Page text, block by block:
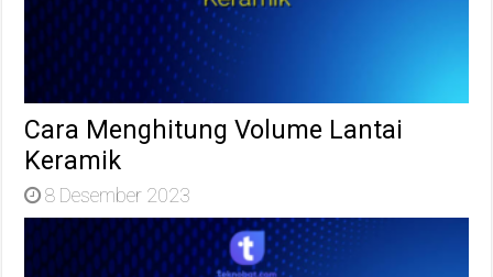
Cara Menghitung Volume Lantai
Keramik
8 Desember 2023